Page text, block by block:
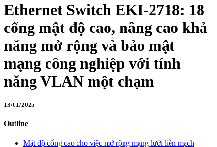
Ethernet Switch EKI-2718: 18
cổng mật độ cao, nâng cao khả
năng mở rộng và bảo mật
mạng công nghiệp với tính
năng VLAN một chạm
13/01/2025
Outline
Mật độ cổng cao cho việc mở rộng mạng lưới liền mạch